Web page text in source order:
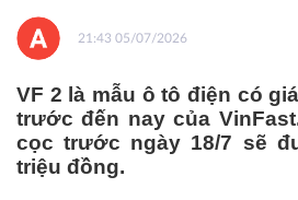
21:43 05/07/2026
VF 2 là mẫu ô tô điện có
trước đến nay của
cọc trước ngày 18/7 sẽ
triệu đồng.